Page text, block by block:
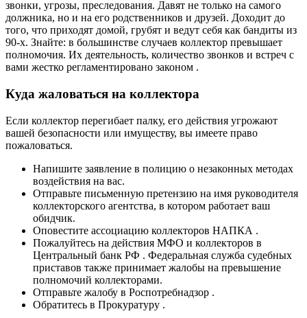
звонки, угрозы, преследования. Давят не только на самого
должника, но и на его родственников и друзей. Доходит до
того, что приходят домой, грубят и ведут себя как бандиты из
90-х. Знайте: в большинстве случаев коллектор превышает
полномочия. Их деятельность, количество звонков и встреч с
вами жестко регламентировано законом .
Куда жаловаться на коллектора
Если коллектор перегибает палку, его действия угрожают
вашей безопасности или имуществу, вы имеете право
пожаловаться.
Напишите заявление в полицию о незаконных методах
воздействия на вас.
Отправьте письменную претензию на имя руководителя
коллекторского агентства, в котором работает ваш
обидчик.
Оповестите ассоциацию коллекторов НАПКА .
Пожалуйтесь на действия МФО и коллекторов в
Центральный банк РФ . Федеральная служба судебных
приставов также принимает жалобы на превышение
полномочий коллекторами.
Отправьте жалобу в Роспотребнадзор .
Обратитесь в Прокуратуру .